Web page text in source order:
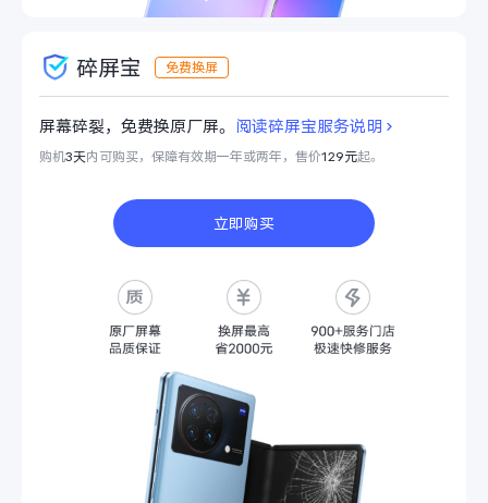
全部X机型
S20 Pro
全部S机型 对比S机型
Y50 5G Y50m 5G
对比iQOO机型
vivo WATCH GT 2 vivo Vision
全部智能硬件
碎屏宝
屏幕碎裂，免费换原厂屏。 阅读碎屏宝服务说明
购机3天内可购买，保障有效期一年或两年，售价129元起。
立即购买